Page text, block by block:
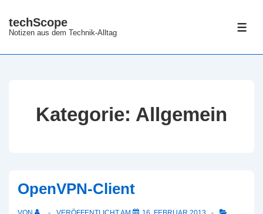
ZumtechScope
Notizen aus dem Technik-Alltag
Kategorie: Allgemein
OpenVPN-Client